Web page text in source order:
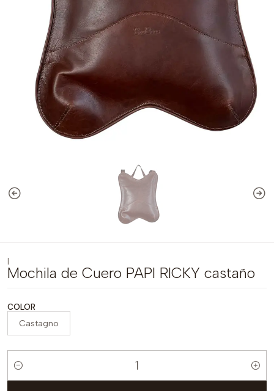
Mochila de Cuero PAPI RICKY castaño
COLOR
Castagno
Cantidad